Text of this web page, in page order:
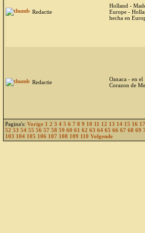
Redactie
Holland -
Europe -
hecha en
Redactie
Oaxaca - en el
Corazon de
Pagina's: Vorige 1 2 3 4 5 6 7 8 9 10 11 12 13 14 15 16 17
52 53 54 55 56 57 58 59 60 61 62 63 64 65 66 67 68 69
103 104 105 106 107 108 109 110 Volgende